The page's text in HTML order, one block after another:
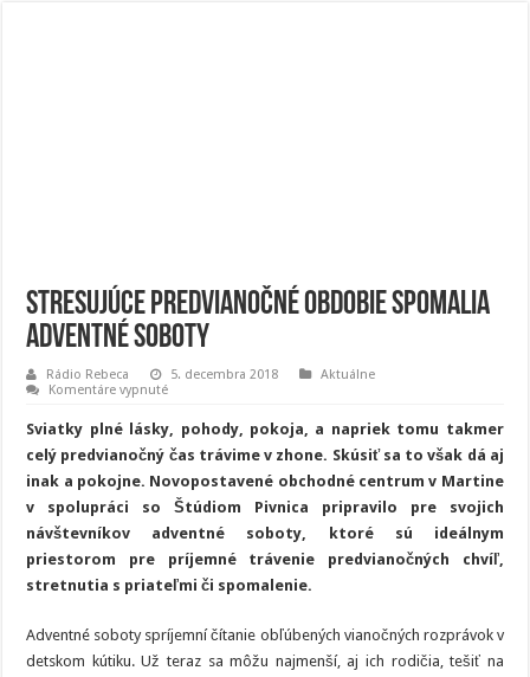
Stresujúce predvianočné obdobie spomalia
Adventné soboty
Rádio Rebeca 5. decembra 2018
Aktuálne
Komentáre vypnuténa
predvianočné
obdobie
spomalia
soboty
Sviatky plné lásky, pohody, pokoja, a napriek tomu takmer
celý predvianočný čas trávime v zhone. Skúsiť sa to však dá aj
inak a pokojne. Novopostavené obchodné centrum v Martine
v spolupráci so Štúdiom Pivnica pripravilo pre svojich
návštevníkov adventné soboty, ktoré sú ideálnym
priestorom pre príjemné trávenie predvianočných chvíľ,
stretnutia s priateľmi či spomalenie.
Adventné soboty spríjemní čítanie obľúbených vianočných rozprávok v
detskom kútiku. Už teraz sa môžu najmenší, aj ich rodičia, tešiť na